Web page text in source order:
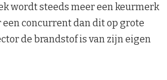
wordt steeds meer een keurmerk
concurrent dan dit op grote
de brandstof is van zijn eigen